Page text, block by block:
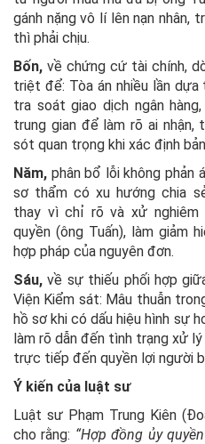
gánh nặng vô lí lên nạn nhân,
thì phải chịu.
Bốn, về chứng cứ tài chính,
triệt để: Tòa án nhiều lần
tra soát giao dịch ngân
trung gian để làm rõ ai
sót quan trọng khi xác định
Năm, phân bổ lỗi không phản
sơ thẩm có xu hướng chia
thay vì chỉ rõ và xử
quyền (ông Tuấn), làm giảm
hợp pháp của nguyên đơn.
Sáu, về sự thiếu phối hợp
Viện Kiểm sát: Mâu thuẫn
hồ sơ khi có dấu hiệu hình sự
làm rõ dẫn đến tình trạng xử
trực tiếp đến quyền lợi người
Ý kiến của luật sư
Luật sư Phạm Trung Kiên
cho rằng: “Hợp đồng ủy